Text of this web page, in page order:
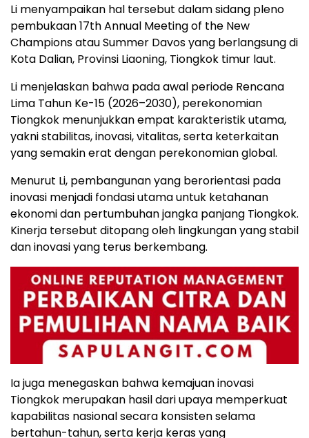
Li menyampaikan hal tersebut dalam sidang pleno
pembukaan 17th Annual Meeting of the New
Champions atau Summer Davos yang berlangsung di
Kota Dalian, Provinsi Liaoning, Tiongkok timur laut.
Li menjelaskan bahwa pada awal periode Rencana
Lima Tahun Ke-15 (2026–2030), perekonomian
Tiongkok menunjukkan empat karakteristik utama,
yakni stabilitas, inovasi, vitalitas, serta keterkaitan
yang semakin erat dengan perekonomian global.
Menurut Li, pembangunan yang berorientasi pada
inovasi menjadi fondasi utama untuk ketahanan
ekonomi dan pertumbuhan jangka panjang Tiongkok.
Kinerja tersebut ditopang oleh lingkungan yang stabil
dan inovasi yang terus berkembang.
Ia juga menegaskan bahwa kemajuan inovasi
Tiongkok merupakan hasil dari upaya memperkuat
kapabilitas nasional secara konsisten selama
bertahun-tahun, serta kerja keras yang